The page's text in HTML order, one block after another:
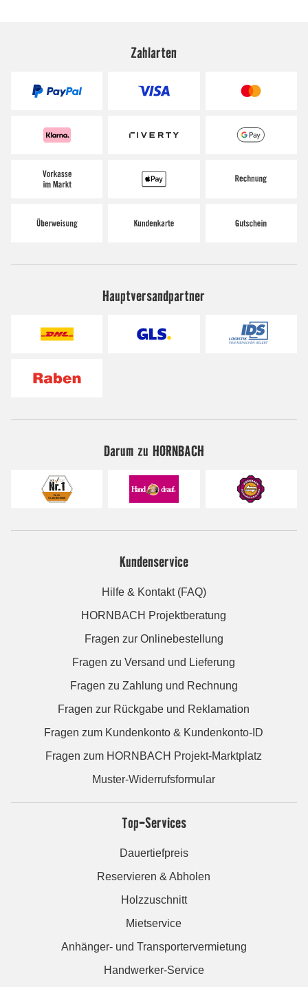
Zahlarten
Hauptversandpartner
Darum zu HORNBACH
Kundenservice
Hilfe & Kontakt (FAQ)
HORNBACH Projektberatung
Fragen zur Onlinebestellung
Fragen zu Versand und Lieferung
Fragen zu Zahlung und Rechnung
Fragen zur Rückgabe und Reklamation
Fragen zum Kundenkonto & Kundenkonto-ID
Fragen zum HORNBACH Projekt-Marktplatz
Muster-Widerrufsformular
Top-Services
Dauertiefpreis
Reservieren & Abholen
Holzzuschnitt
Mietservice
Anhänger- und Transportervermietung
Handwerker-Service